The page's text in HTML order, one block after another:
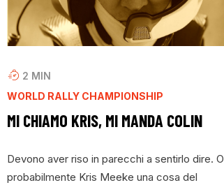
2 MIN
WORLD RALLY CHAMPIONSHIP
MI CHIAMO KRIS, MI MANDA COLIN
Devono aver riso in parecchi a sentirlo dire. O
probabilmente Kris Meeke una cosa del